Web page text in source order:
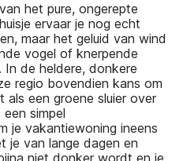
het pure, ongerepte
ervaar je nog echt
maar het geluid van wind
vogel of knerpende
In de heldere, donkere
regio bovendien kans om
een groene sluier over
simpel
je vakantiewoning ineens
je van lange dagen en